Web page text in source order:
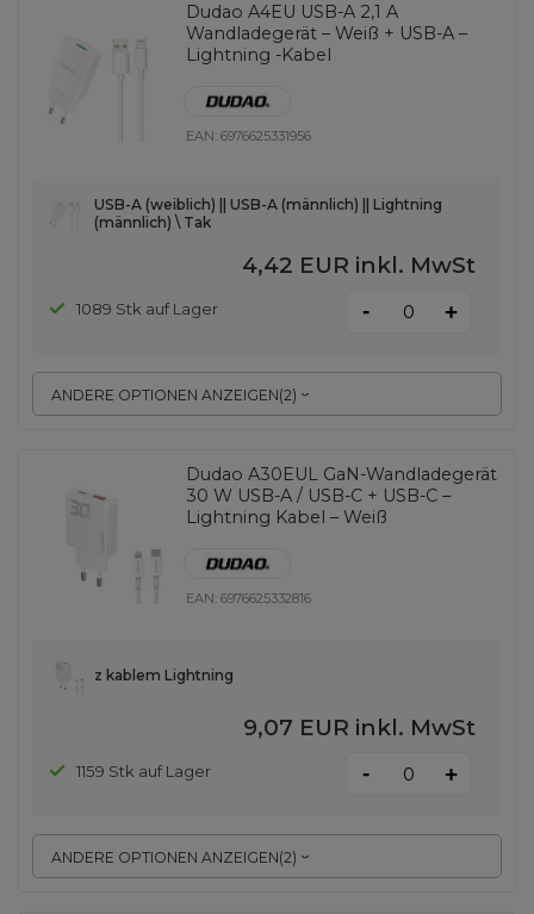
Dudao A4EU USB-A 2,1 A
Wandladegerät – Weiß + USB-A –
Lightning -Kabel
EAN:6976625331956
ANDERE OPTIONEN ANZEIGEN(2)
USB-A (weiblich) || USB-A (männlich) || Lightning
(männlich) \ Tak
4,42 EUR inkl. MwSt
1089 Stk auf Lager - +
Dudao A30EUL GaN-Wandladegerät
30 W USB-A / USB-C + USB-C –
Lightning Kabel – Weiß
EAN:6976625332816
ANDERE OPTIONEN ANZEIGEN(2)
z kablem Lightning
9,07 EUR inkl. MwSt
1159 Stk auf Lager - +